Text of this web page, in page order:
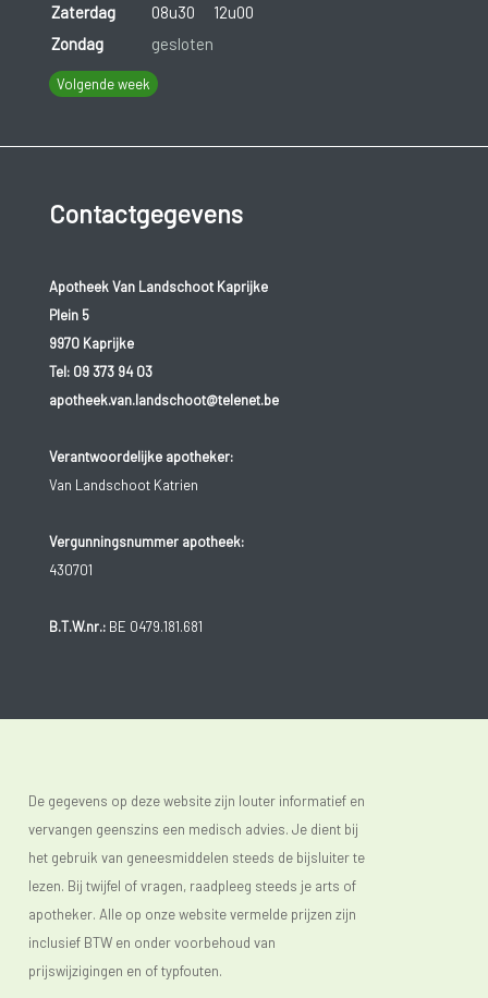
Zaterdag
08u30
12u00
Zondag
gesloten
Volgende week
Contactgegevens
Apotheek Van Landschoot Kaprijke
Plein 5
9970 Kaprijke
Tel: 09 373 94 03
apotheek.van.landschoot@telenet.be
Verantwoordelijke apotheker:
Van Landschoot Katrien
Vergunningsnummer apotheek:
430701
B.T.W.nr.:BE 0479.181.681
De gegevens op deze website zijn louter informatief en
vervangen geenszins een medisch advies. Je dient bij
het gebruik van geneesmiddelen steeds de bijsluiter te
lezen. Bij twijfel of vragen, raadpleeg steeds je arts of
apotheker. Alle op onze website vermelde prijzen zijn
inclusief BTW en onder voorbehoud van
prijswijzigingen en of typfouten.